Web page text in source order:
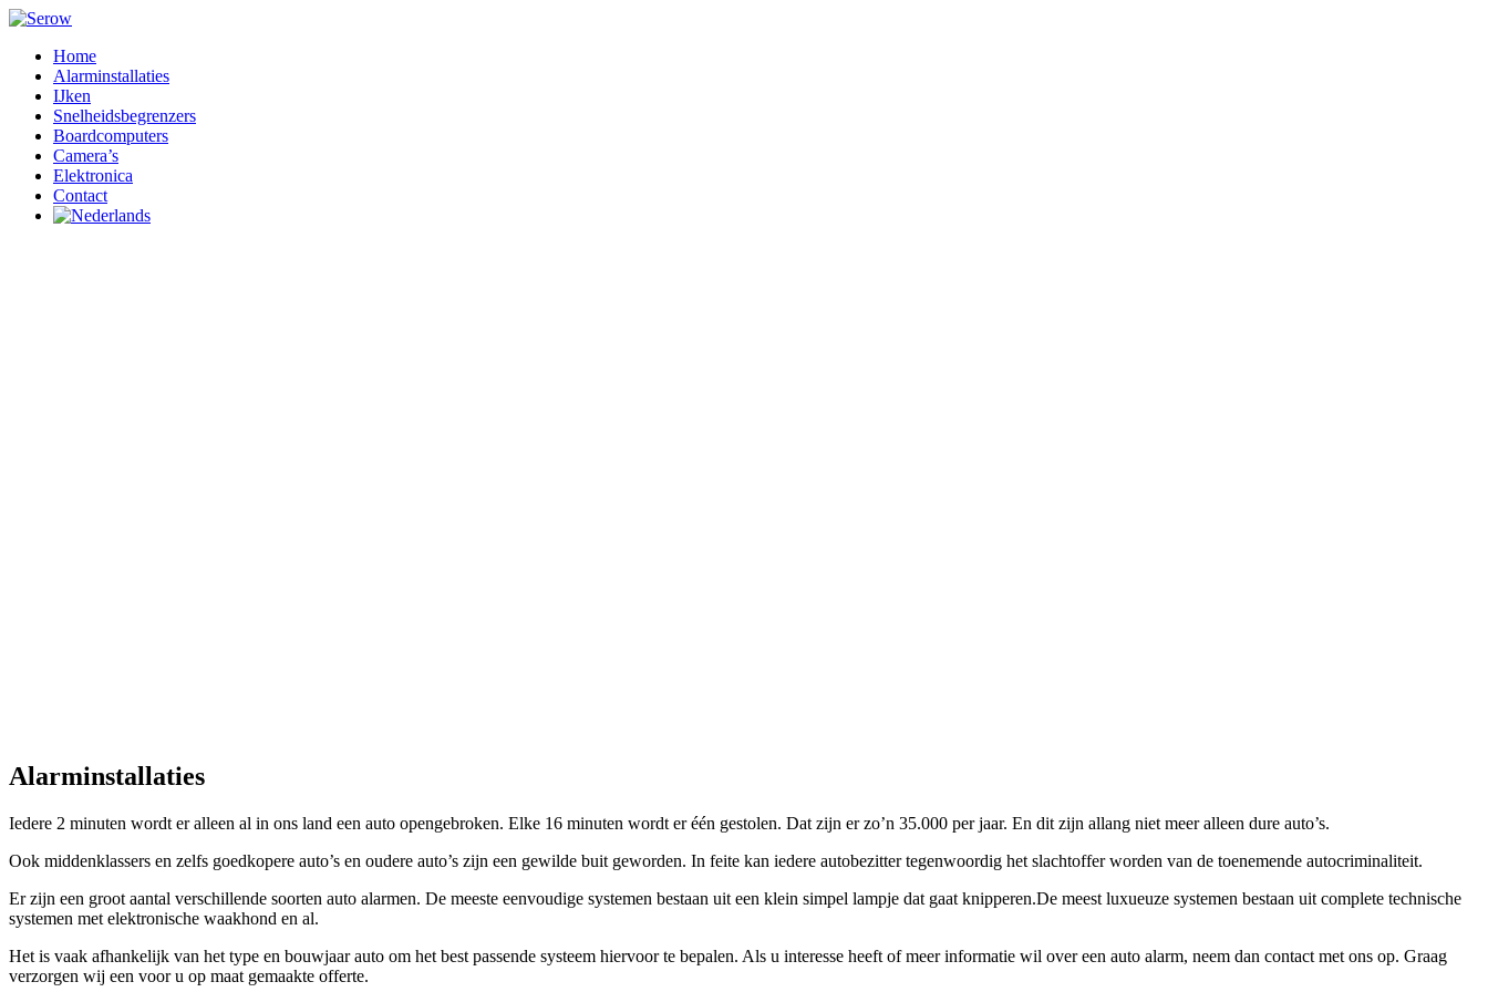
Home
Alarminstallaties
IJken
Snelheidsbegrenzers
Boardcomputers
Camera’s
Elektronica
Contact
Alarminstallaties
Iedere 2 minuten wordt er alleen al in ons land een auto opengebroken. Elke 16 minuten wordt er één gestolen. Dat zijn er zo’n 35.000 per jaar. En dit zijn allang niet meer alleen dure auto’s.
Ook middenklassers en zelfs goedkopere auto’s en oudere auto’s zijn een gewilde buit geworden. In feite kan iedere autobezitter tegenwoordig het slachtoffer worden van de toenemende autocriminaliteit.
Er zijn een groot aantal verschillende soorten auto alarmen. De meeste eenvoudige systemen bestaan uit een klein simpel lampje dat gaat knipperen.De meest luxueuze systemen bestaan uit complete technische
systemen met elektronische waakhond en al.
Het is vaak afhankelijk van het type en bouwjaar auto om het best passende systeem hiervoor te bepalen. Als u interesse heeft of meer informatie wil over een auto alarm, neem dan contact met ons op. Graag
verzorgen wij een voor u op maat gemaakte offerte.